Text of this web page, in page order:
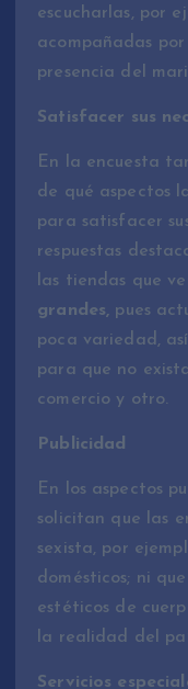
escucharlas, por
acompañadas
presencia del
Satisfacer sus
En la encuesta
de qué aspectos
para satisfacer
respuestas
las tiendas que
grandes, pues
poca variedad,
para que no
comercio y otro.
Publicidad
En los aspectos
solicitan que las
sexista, por
domésticos; ni
estéticos de
la realidad del
Servicios